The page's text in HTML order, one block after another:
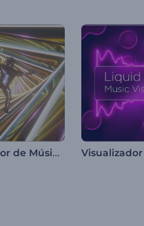
Visualizador de Música - Queda em Loop